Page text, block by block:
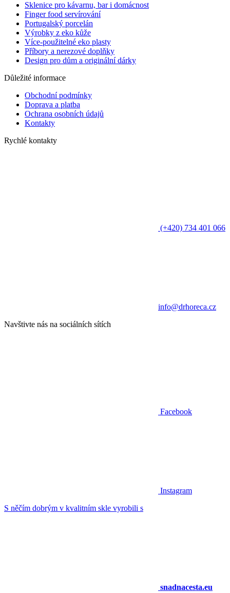
Sklenice pro kávarnu, bar i domácnost
Finger food servírování
Portugalský porcelán
Výrobky z eko kůže
Více-použitelné eko plasty
Příbory a nerezové doplňky
Design pro dům a originální dárky
Důležité informace
Obchodní podmínky
Doprava a platba
Ochrana osobních údajů
Kontakty
Rychlé kontakty
(+420) 734 401 066
info@drhoreca.cz
Navštivte nás na sociálních sítích
Facebook
Instagram
S něčím dobrým v kvalitním skle vyrobili s
snadnacesta.eu